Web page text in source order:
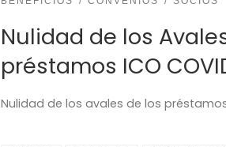
Nulidad de los
préstamos ICO
Nulidad de los avales de los préstamos